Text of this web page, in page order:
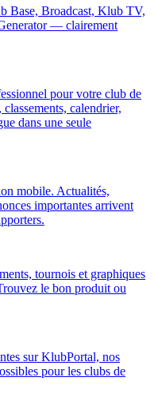
Base, Broadcast, Klub TV,
— clairement
pour votre club de
calendrier,
dans une seule
mobile. Actualités,
importantes arrivent
tournois et graphiques
le bon produit ou
sur KlubPortal, nos
pour les clubs de